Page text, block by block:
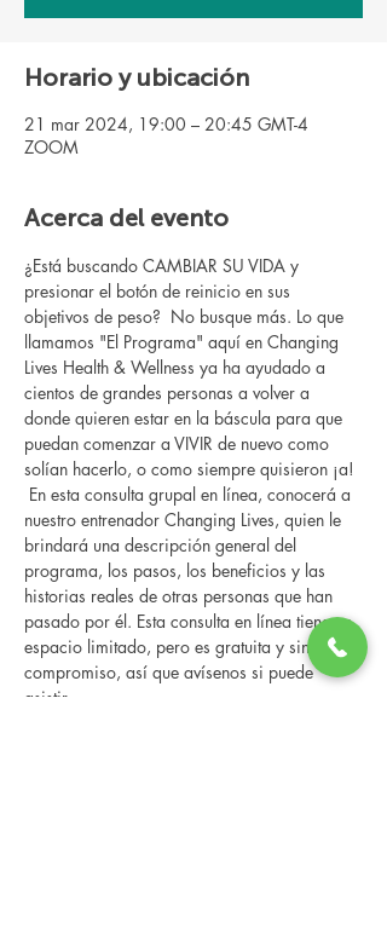
Horario y ubicación
21 mar 2024, 19:00 – 20:45 GMT-4
ZOOM
Acerca del evento
¿Está buscando CAMBIAR SU VIDA y
presionar el botón de reinicio en sus
objetivos de peso?  No busque más. Lo que
llamamos "El Programa" aquí en Changing
Lives Health & Wellness ya ha ayudado a
cientos de grandes personas a volver a
donde quieren estar en la báscula para que
puedan comenzar a VIVIR de nuevo como
solían hacerlo, o como siempre quisieron ¡a!
En esta consulta grupal en línea, conocerá a
nuestro entrenador Changing Lives, quien le
brindará una descripción general del
programa, los pasos, los beneficios y las
historias reales de otras personas que han
pasado por él. Esta consulta en línea tiene un
espacio limitado, pero es gratuita y sin
compromiso, así que avísenos si puede
asistir.